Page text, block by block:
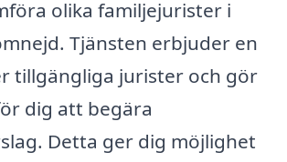
olika familjejurister i
Tjänsten erbjuder en
tillgängliga jurister och gör
dig att begära
Detta ger dig möjlighet